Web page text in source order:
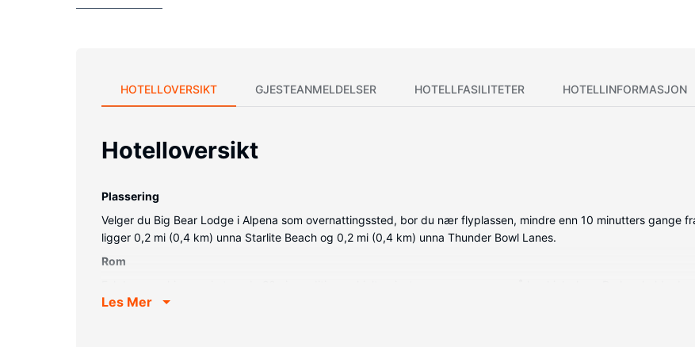
HOTELLOVERSIKT GJESTEANMELDELSER HOTELLFASILITETER HOTELLINFORMASJON
Hotelloversikt
Plassering
Velger du Big Bear Lodge i Alpena som overnattingssted, bor du nær flyplassen, mindre enn 10 minutters gange
ligger 0,2 mi (0,4 km) unna Starlite Beach og 0,2 mi (0,4 km) unna Thunder Bowl Lanes.
Rom
underholdningen er sikret med kabel-TV. Rommene har privat bad med dusj, toalettartikler (inkludert) og
Les Mer